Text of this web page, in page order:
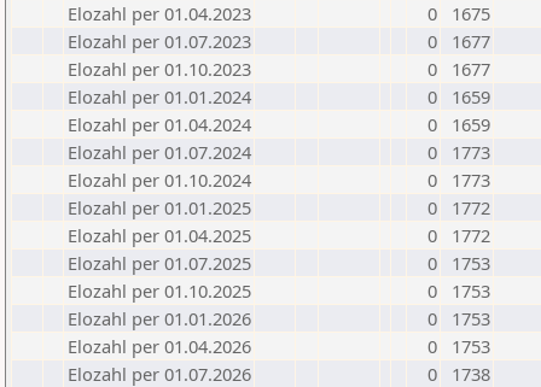
Elozahl per 01.04.2023
0
1675
Elozahl per 01.07.2023
0
1677
Elozahl per 01.10.2023
0
1677
Elozahl per 01.01.2024
0
1659
Elozahl per 01.04.2024
0
1659
Elozahl per 01.07.2024
0
1773
Elozahl per 01.10.2024
0
1773
Elozahl per 01.01.2025
0
1772
Elozahl per 01.04.2025
0
1772
Elozahl per 01.07.2025
0
1753
Elozahl per 01.10.2025
0
1753
Elozahl per 01.01.2026
0
1753
Elozahl per 01.04.2026
0
1753
Elozahl per 01.07.2026
0
1738